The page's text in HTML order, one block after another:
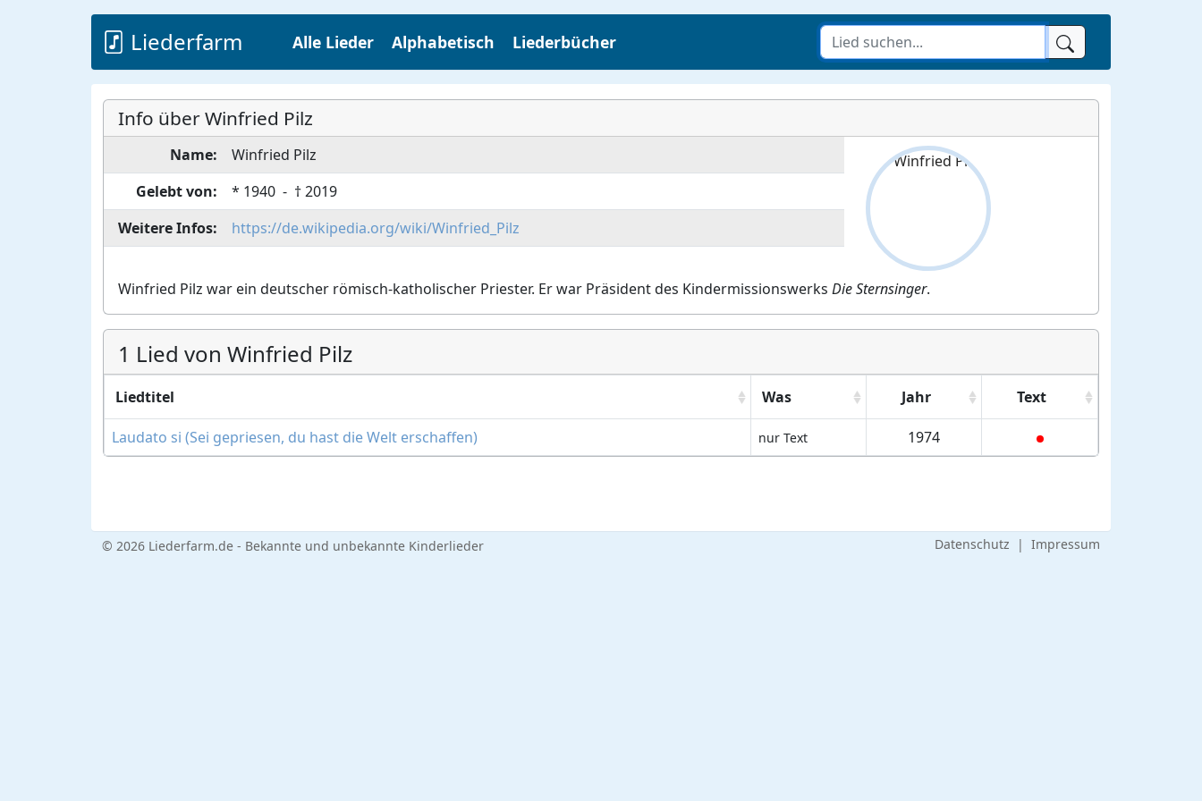
Liederfarm Alle Lieder Alphabetisch Liederbücher
Info über Winfried Pilz
Name: Winfried Pilz
Gelebt von:
* 1940 - †2019
Weitere Infos:
https://de.wikipedia.org/wiki/Winfried_Pilz
Winfried Pilz war ein deutscher römisch-katholischer Priester. Er war Präsident des Kindermissionswerks Die Sternsinger.
1 Lied von Winfried Pilz
Liedtitel Was Jahr Text
Laudato si (Sei gepriesen, du hast die Welt erschaffen) nur Text 1974
© 2026 Liederfarm.de - Bekannte und unbekannte Kinderlieder Datenschutz | Impressum